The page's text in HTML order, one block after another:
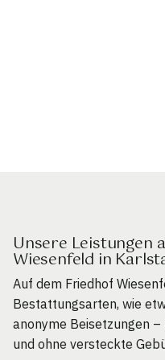
Unsere Leistungen
Wiesenfeld in
Auf dem Friedhof
Bestattungsarten, wie
anonyme Beisetzungen
und ohne versteckte